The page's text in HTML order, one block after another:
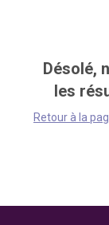
Désolé,
les
Retour à la